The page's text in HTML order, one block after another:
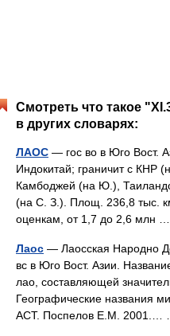
Смотреть что такое
в других словарях:
ЛАОС — гос во в Юго Вост.
Индокитай; граничит с КНР
Камбоджей (на Ю.),
(на С. З.). Площ. 236,8 тыс.
оценкам, от 1,7 до 2,6 млн
Лаос — Лаосская Народно
вс в Юго Вост. Азии.
лао, составляющей
Географические названия
АСТ. Поспелов Е.М.